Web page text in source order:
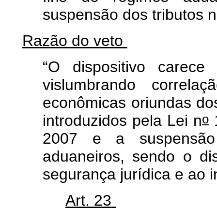
suspensão dos tributos
Razão do veto
“O dispositivo
vislumbrando
econômicas oriundas
introduzidos pela Lei no
2007 e a
aduaneiros, sendo o
segurança jurídica e ao
Art. 23